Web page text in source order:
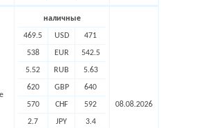
наличные
469.5 USD 471
538 EUR 542.5
5.52 RUB 5.63
620 GBP 640
570 CHF 592
2.7 JPY 3.4
08.08.2026